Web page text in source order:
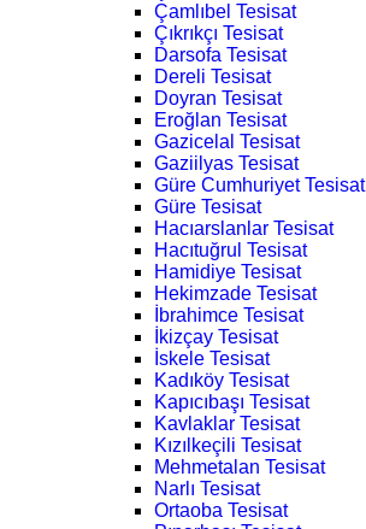
Çamlıbel Tesisat
Çıkrıkçı Tesisat
Darsofa Tesisat
Dereli Tesisat
Doyran Tesisat
Eroğlan Tesisat
Gazicelal Tesisat
Gaziilyas Tesisat
Güre Cumhuriyet Tesisat
Güre Tesisat
Hacıarslanlar Tesisat
Hacıtuğrul Tesisat
Hamidiye Tesisat
Hekimzade Tesisat
İbrahimce Tesisat
İkizçay Tesisat
İskele Tesisat
Kadıköy Tesisat
Kapıcıbaşı Tesisat
Kavlaklar Tesisat
Kızılkeçili Tesisat
Mehmetalan Tesisat
Narlı Tesisat
Ortaoba Tesisat